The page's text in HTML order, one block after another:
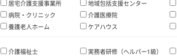
居宅介護支援事業所
地域包括支援センター
病院・クリニック
介護医療院
養護老人ホーム
ケアハウス
介護福祉士 実務者研修（ヘルパー1級）